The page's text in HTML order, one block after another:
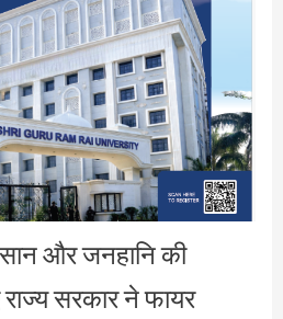
और जनहानि की
सरकार ने फायर